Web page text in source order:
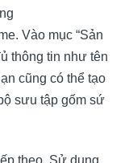
Vào mục “Sản
thông tin như tên
cũng có thể tạo
sưu tập gốm sứ
theo. Sử dụng